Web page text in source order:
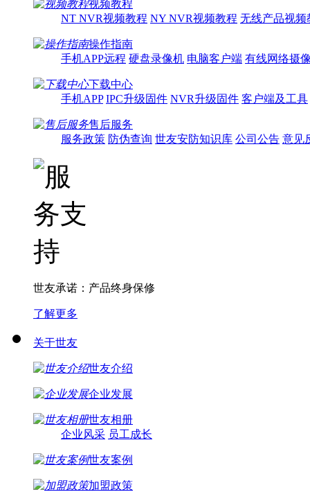
视频教程
NT NVR视频教程 NY NVR视频教程 无线产品视频
操作指南
手机APP远程 硬盘录像机 电脑客户端 有线网络摄
下载中心
手机APP IPC升级固件 NVR升级固件 客户端及工具
售后服务
服务政策 防伪查询 世友安防知识库 公司公告 意见
世友承诺：产品终身保修
了解更多
关于世友
世友介绍
企业发展
世友相册
企业风采 员工成长
世友案例
加盟政策